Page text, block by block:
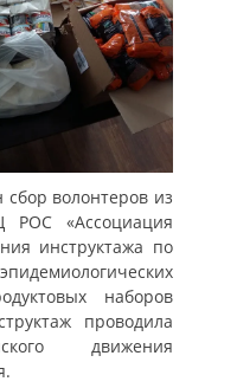
волонтеров из
«Ассоциация
инструктажа по
наборов
проводила
движения